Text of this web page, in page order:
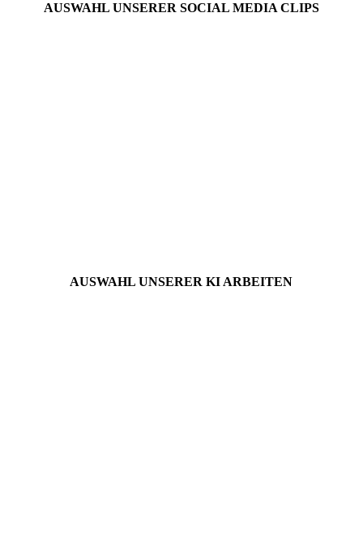
AUSWAHL UNSERER SOCIAL MEDIA CLIPS
AUSWAHL UNSERER KI ARBEITEN